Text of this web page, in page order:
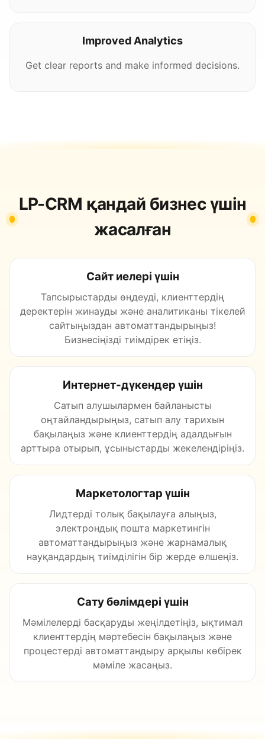
Improved Analytics
Get clear reports and make informed decisions.
LP-CRM қандай бизнес үшін
жасалған
Сайт иелері үшін
Тапсырыстарды өңдеуді, клиенттердің
деректерін жинауды және аналитиканы тікелей
сайтыңыздан автоматтандырыңыз!
Бизнесіңізді тиімдірек етіңіз.
Интернет-дүкендер үшін
Сатып алушылармен байланысты
оңтайландырыңыз, сатып алу тарихын
бақылаңыз және клиенттердің адалдығын
арттыра отырып, ұсыныстарды жекелендіріңіз.
Маркетологтар үшін
Лидтерді толық бақылауға алыңыз,
электрондық пошта маркетингін
автоматтандырыңыз және жарнамалық
науқандардың тиімділігін бір жерде өлшеңіз.
Сату бөлімдері үшін
Мәмілелерді басқаруды жеңілдетіңіз, ықтимал
клиенттердің мәртебесін бақылаңыз және
процестерді автоматтандыру арқылы көбірек
мәміле жасаңыз.